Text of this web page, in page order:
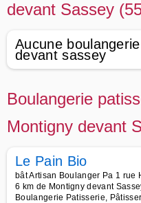
devant Sassey
Aucune
devant sassey
Boulangerie
Montigny devant
Le Pain Bio
bât Artisan Boulanger Pa 1 rue
6 km de Montigny devant
Boulangerie Patisserie,